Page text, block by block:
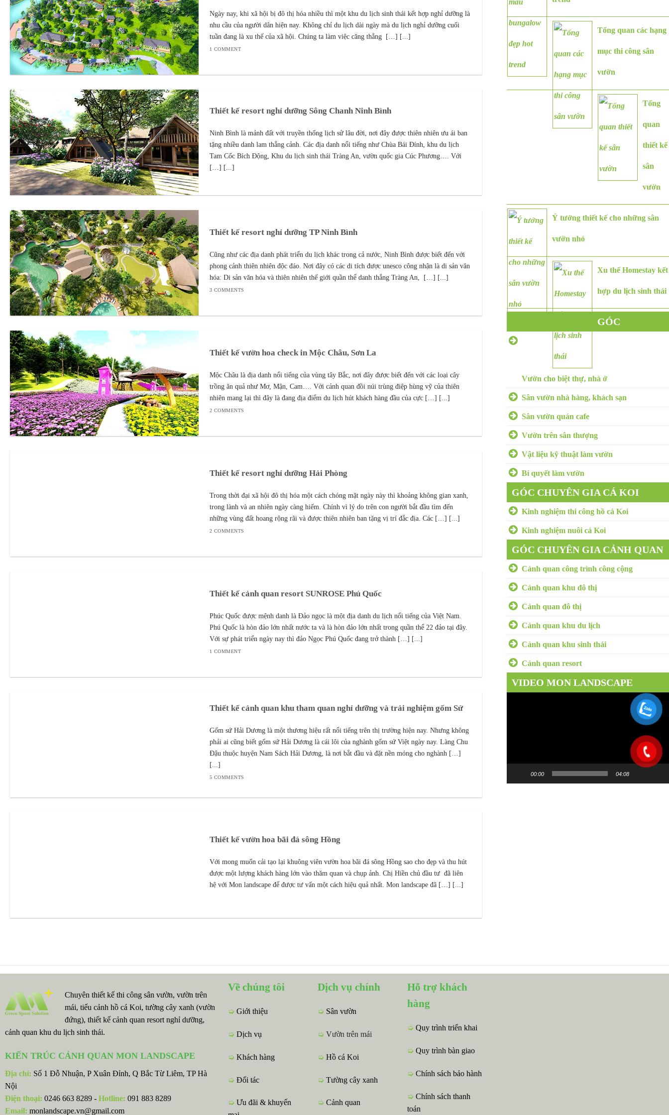
Ngày nay, khi xã hội bị đô thị hóa nhiều thì một khu du lịch sinh thái kết hợp nghỉ dưỡng là
nhu cầu của người dân hiện nay. Không chỉ du lịch dài ngày mà du lịch nghỉ dưỡng cuối
tuần đang là xu thế của xã hội. Chúng ta làm việc căng thẳng […] [...]
1 COMMENT
Thiết kế resort nghỉ dưỡng Sông Chanh Ninh Bình
Ninh Bình là mảnh đất với truyền thống lịch sử lâu đời, nơi đây được thiên nhiên ưu ái ban
tặng nhiều danh lam thắng cảnh. Các địa danh nổi tiếng như Chùa Bái Đính, khu du lịch
Tam Cốc Bích Động, Khu du lịch sinh thái Tràng An, vườn quốc gia Cúc Phương…. Với
[…] [...]
Thiết kế resort nghỉ dưỡng TP Ninh Bình
Cũng như các địa danh phát triển du lịch khác trong cả nước, Ninh Bình được biết đến với
phong cảnh thiên nhiên độc đáo. Nơi đây có các di tích được unesco công nhận là di sản văn
hóa: Di sản văn hóa và thiên nhiên thế giới quần thể danh thắng Tràng An, […] [...]
3 COMMENTS
Thiết kế vườn hoa check in Mộc Châu, Sơn La
Mộc Châu là địa danh nổi tiếng của vùng tây Bắc, nơi đây được biết đến với các loại cây
trồng ăn quả như Mơ, Mận, Cam…. Với cảnh quan đồi núi trùng điệp hùng vỹ của thiên
nhiên mang lại thì đây là đang địa điểm du lịch hút khách hàng đầu của cực […] [...]
2 COMMENTS
Thiết kế resort nghỉ dưỡng Hải Phòng
Trong thời đại xã hội đô thị hóa một cách chóng mặt ngày này thì khoảng không gian xanh,
trong lành và an nhiên ngày càng hiếm. Chính vì lý do trên con người bắt đầu tìm đến
những vùng đất hoang rộng rãi và được thiên nhiên ban tặng vị trí đắc địa. Các […] [...]
2 COMMENTS
Thiết kế cảnh quan resort SUNROSE Phú Quốc
Phúc Quốc được mệnh danh là Đảo ngọc là một địa danh du lịch nổi tiếng của Việt Nam.
Phú Quốc là hòn đảo lớn nhất nước ta và là hòn đảo lớn nhất trong quần thể 22 đảo tại đây.
Với sự phát triển ngày nay thì đảo Ngọc Phú Quốc đang trở thành […] [...]
1 COMMENT
Thiết kế cảnh quan khu tham quan nghỉ dưỡng và trải nghiệm gốm Sứ
Gốm sứ Hải Dương là một thương hiệu rất nổi tiếng trên thị trường hiện nay. Nhưng không
phải ai cũng biết gốm sứ Hải Dương là cái lôi của nghành gốm sứ Việt ngày nay. Làng Chu
Đậu thuộc huyện Nam Sách Hải Dương, là nơi bắt đầu và đặt nền móng cho nghành […]
[...]
5 COMMENTS
Thiết kế vườn hoa bãi đá sông Hồng
Với mong muốn cải tạo lại khuông viên vườn hoa bãi đá sông Hồng sao cho đẹp và thu hút
được một lượng khách hàng lớn vào thăm quan và chụp ảnh. Chị Hiền chủ đầu tư đã liên
hệ với Mon landscape để được tư vấn một cách hiệu quả nhất. Mon landscape đã […] [...]
Tổng quan các hạng
mục thi công sân
vườn
Tổng
quan
thiết kế
sân
vườn
Ý tưởng thiết kế cho những sân
vườn nhỏ
Xu thế Homestay kết
hợp du lịch sinh thái
GÓC
Vườn cho biệt thự, nhà ở
Sân vườn nhà hàng, khách sạn
Sân vườn quán cafe
Vườn trên sân thượng
Vật liệu kỹ thuật làm vườn
Bí quyết làm vườn
GÓC CHUYÊN GIA CÁ KOI
Kinh nghiệm thi công hồ cá Koi
Kinh nghiệm nuôi cá Koi
GÓC CHUYÊN GIA CẢNH QUAN
Cảnh quan công trình công cộng
Cảnh quan khu đô thị
Cảnh quan đô thị
Cảnh quan khu du lịch
Cảnh quan khu sinh thái
Cảnh quan resort
VIDEO MON LANDSCAPE
00:00 04:08
Chuyên thiết kế thi công sân vườn, vườn trên
mái, tiểu cảnh hồ cá Koi, tường cây xanh (vườn
đứng), thiết kế cảnh quan resort nghỉ dưỡng,
cảnh quan khu du lịch sinh thái.
KIẾN TRÚC CẢNH QUAN MON LANDSCAPE
Địa chỉ: Số 1 Đỗ Nhuận, P Xuân Đỉnh, Q Bắc Từ Liêm, TP Hà
Nội
Điện thoại: 0246 663 8289 - Hotline: 091 883 8289
Email: monlandscape.vn@gmail.com
Về chúng tôi
➭ Giới thiệu
➭ Dịch vụ
➭ Khách hàng
➭ Đối tác
➭ Ưu đãi & khuyến
Dịch vụ chính
➭ Sân vườn
➭ Vườn trên mái
➭ Hồ cá Koi
➭ Tường cây xanh
➭ Cảnh quan
Hỗ trợ khách
hàng
➭ Quy trình triển khai
➭ Quy trình bàn giao
➭ Chính sách bảo hành
➭ Chính sách thanh
toán